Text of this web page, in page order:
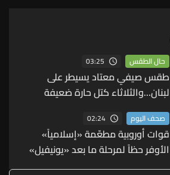
حال الطقس 03:25
طقس صيفي معتاد يسيطر على
لبنان...والثلاثاء كتل حارة ضعيفة
الفعالية
صحف اليوم 02:24
قوات أوروبية مطعّمة «إسلامياً»
الأوفر حظاً لمرحلة ما بعد «يونيفيل»
(الشرق الأوسط)